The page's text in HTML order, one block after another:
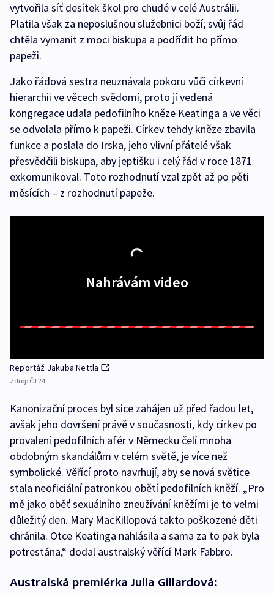
vytvořila síť desítek škol pro chudé v celé Austrálii.
Platila však za neposlušnou služebnici boží; svůj řád
chtěla vymanit z moci biskupa a podřídit ho přímo
papeži.
Jako řádová sestra neuznávala pokoru vůči církevní
hierarchii ve věcech svědomí, proto jí vedená
kongregace udala pedofilního kněze Keatinga a ve věci
se odvolala přímo k papeži. Církev tehdy kněze zbavila
funkce a poslala do Irska, jeho vlivní přátelé však
přesvědčili biskupa, aby jeptišku i celý řád v roce 1871
exkomunikoval. Toto rozhodnutí vzal zpět až po pěti
měsících – z rozhodnutí papeže.
Nahrávám video
Reportáž Jakuba Nettla
Zdroj: ČT24
Kanonizační proces byl sice zahájen už před řadou let,
avšak jeho dovršení právě v současnosti, kdy církev po
provalení pedofilních afér v Německu čelí mnoha
obdobným skandálům v celém světě, je více než
symbolické. Věřící proto navrhují, aby se nová světice
stala neoficiální patronkou obětí pedofilních kněží. „Pro
mě jako oběť sexuálního zneužívání kněžími je to velmi
důležitý den. Mary MacKillopová takto poškozené děti
chránila. Otce Keatinga nahlásila a sama za to pak byla
potrestána,“ dodal australský věřící Mark Fabbro.
Australská premiérka Julia Gillardová: